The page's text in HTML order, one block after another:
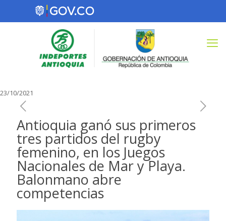
23/10/2021
Antioquia ganó sus primeros
tres partidos del rugby
femenino, en los Juegos
Nacionales de Mar y Playa.
Balonmano abre
competencias